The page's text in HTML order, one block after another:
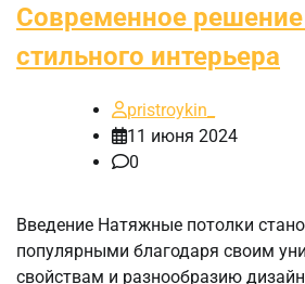
Современное
стильного интерьера
pristroykin_
11 июня 2024
0
Введение Натяжные потолки
популярными благодаря своим
свойствам и разнообразию